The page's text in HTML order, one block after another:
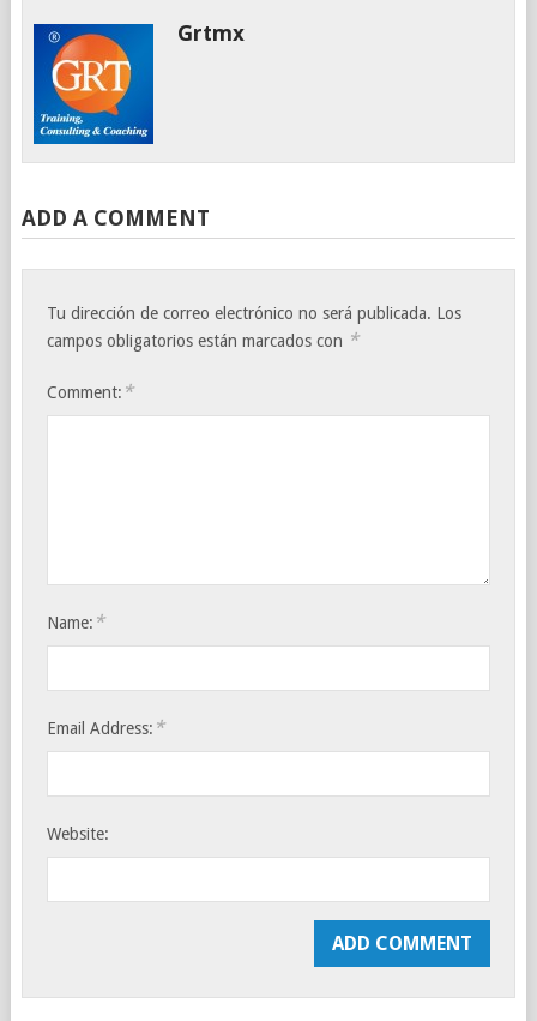
Grtmx
ADD A COMMENT
Tu dirección de correo electrónico no será publicada. Los
campos obligatorios están marcados con *
Comment: *
Name: *
Email Address: *
Website: